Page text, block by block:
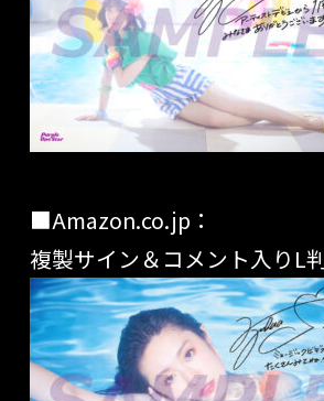
■Amazon.co.jp：
複製サイン＆コメント入りL